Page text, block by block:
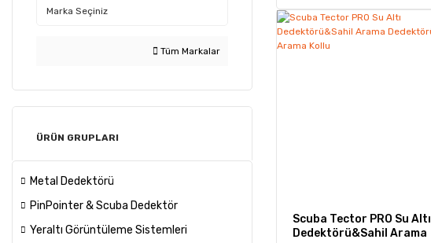
Tüm Markalar
ÜRÜN GRUPLARI
Metal Dedektörü
PinPointer & Scuba Dedektör
Yeraltı Görüntüleme Sistemleri
Scuba Tector PRO Su Altı
Dedektörü&Sahil Arama